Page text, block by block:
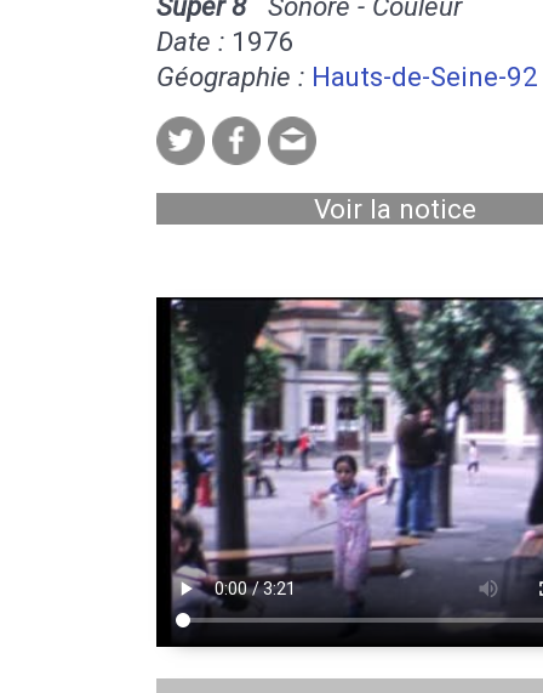
Super 8Sonore - Couleur
Date : 1976
Géographie : Hauts-de-Seine-92
Voir la notice